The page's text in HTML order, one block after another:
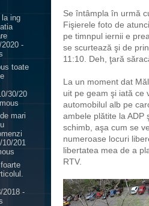
Se întâmpla în urmă
Fişierele foto de
pe timnpul iernii e
se scurtează şi de
11:10. Deh, ţară
La un moment dat
uit pe geam şi iată ce
automobilul alb pe
ambele plătite la
schimb, aşa cum se
numeroase locuri
libertatea mea de a
RTV.
ing
-
toate
30/20
mari
10/201
2018 -